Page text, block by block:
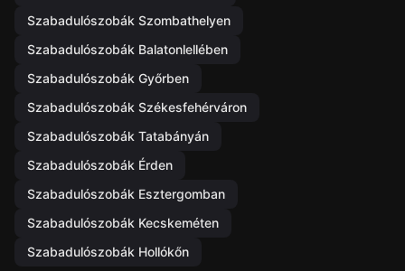
Szabadulószobák Szombathelyen
Szabadulószobák Balatonlellében
Szabadulószobák Győrben
Szabadulószobák Székesfehérváron
Szabadulószobák Tatabányán
Szabadulószobák Érden
Szabadulószobák Esztergomban
Szabadulószobák Kecskeméten
Szabadulószobák Hollókőn